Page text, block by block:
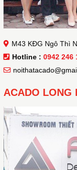
M43 KĐG Ngô Thì
Hotline : 0942 246
ACADO LONG